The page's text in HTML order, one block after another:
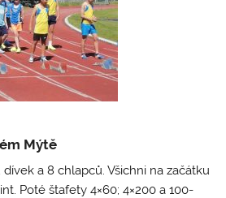
Mýtě
a 8 chlapců. Všichni na začátku
Poté štafety 4×60; 4×200 a 100-